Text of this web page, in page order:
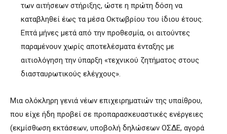
των αιτήσεων στήριξης, ώστε η πρώτη δόση να
καταβληθεί έως τα μέσα Οκτωβρίου του ίδιου έτους.
Επτά μήνες μετά από την προθεσμία, οι αιτούντες
παραμένουν χωρίς αποτελέσματα ένταξης με
αιτιολόγηση την ύπαρξη «τεχνικού ζητήματος στους
διασταυρωτικούς ελέγχους».
Μια ολόκληρη γενιά νέων επιχειρηματιών της υπαίθρου,
που είχε ήδη προβεί σε προπαρασκευαστικές ενέργειες
(εκμίσθωση εκτάσεων, υποβολή δηλώσεων ΟΣΔΕ, αγορά